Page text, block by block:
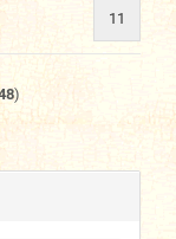
11
)